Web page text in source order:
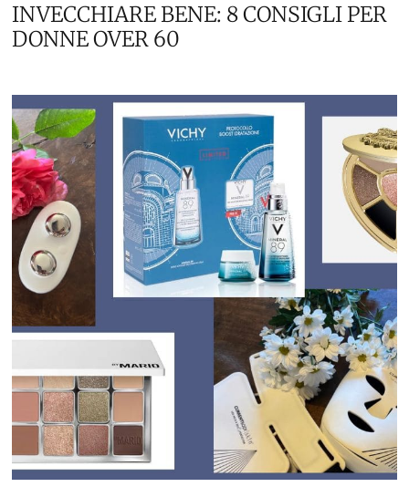
INVECCHIARE BENE: 8 CONSIGLI PER
DONNE OVER 60